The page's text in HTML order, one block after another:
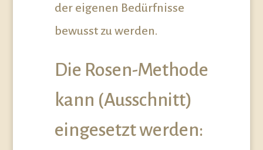
der eigenen Bedürfnisse
bewusst zu werden.
Die Rosen-Methode
kann (Ausschnitt)
eingesetzt werden: